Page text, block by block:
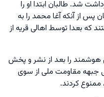
شد. طالبان ابتدا او را
پس از آنکه آغا محمد را به
که بعدا توسط اهالی قریه از
هوشمند را بعد از نشر و پخش
جبهه مقاومت ملی از سوی
ممنوع کردند.